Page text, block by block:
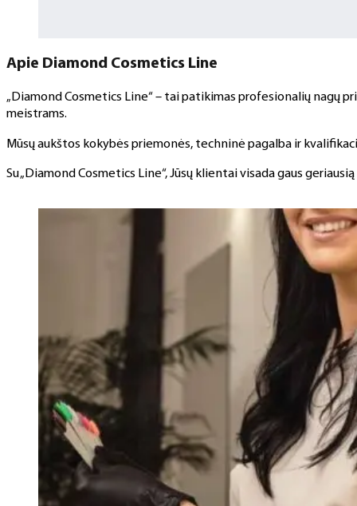
Apie Diamond Cosmetics Line
„Diamond Cosmetics Line“ – tai patikimas profesionalių nagų
meistrams.
Mūsų aukštos kokybės priemonės, techninė pagalba ir
Su „Diamond Cosmetics Line“, Jūsų klientai visada gaus